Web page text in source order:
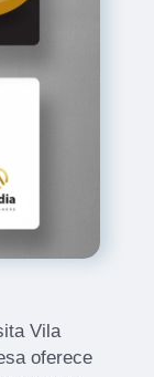
Vila
oferece